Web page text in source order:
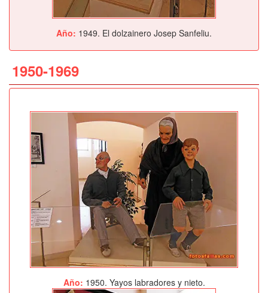
Año: 1949. El dolzainero Josep Sanfeliu.
1950-1969
Año: 1950. Yayos labradores y nieto.